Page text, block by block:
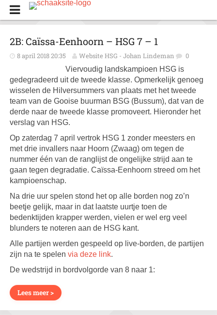
2B: Caïssa-Eenhoorn – HSG 7 – 1
8 april 2018 20:35 Website HSG - Johan Lindeman 0
Viervoudig landskampioen HSG is
gedegradeerd uit de tweede klasse. Opmerkelijk genoeg
wisselen de Hilversummers van plaats met het tweede
team van de Gooise buurman BSG (Bussum), dat van de
derde naar de tweede klasse promoveert. Hieronder het
verslag van HSG.
Op zaterdag 7 april vertrok HSG 1 zonder meesters en
met drie invallers naar Hoorn (Zwaag) om tegen de
nummer één van de ranglijst de ongelijke strijd aan te
gaan tegen degradatie. Caïssa-Eenhoorn streed om het
kampioenschap.
Na drie uur spelen stond het op alle borden nog zo’n
beetje gelijk, maar in dat laatste uurtje toen de
bedenktijden krapper werden, vielen er wel erg veel
blunders te noteren aan de HSG kant.
Alle partijen werden gespeeld op live-borden, de partijen
zijn na te spelen via deze link.
De wedstrijd in bordvolgorde van 8 naar 1:
Lees meer >